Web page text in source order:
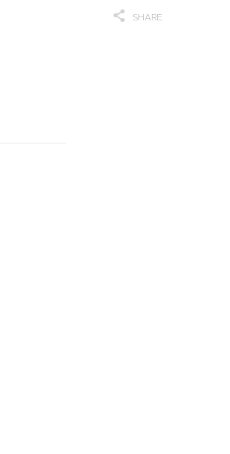
SHARE